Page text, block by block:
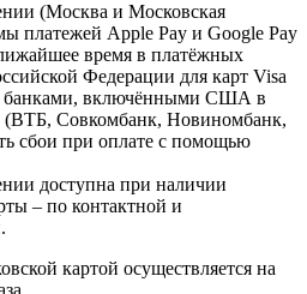
(Москва и Московская
платежей Apple Pay и Google Pay
время в платёжных
Федерации для карт Visa
банками, включёнными США в
Совкомбанк, Новиномбанк,
сбои при оплате с помощью
доступна при наличии
– по контактной и
картой осуществляется на